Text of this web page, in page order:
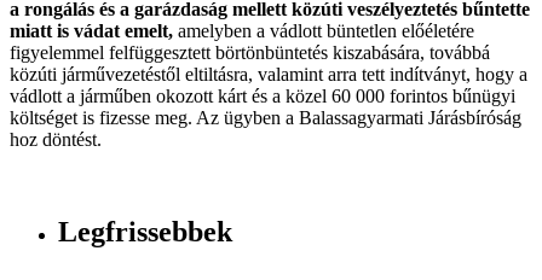
a rongálás és a garázdaság mellett közúti veszélyeztetés bűntette
miatt is vádat emelt, amelyben a vádlott büntetlen előéletére
figyelemmel felfüggesztett börtönbüntetés kiszabására, továbbá
közúti járművezetéstől eltiltásra, valamint arra tett indítványt, hogy a
vádlott a járműben okozott kárt és a közel 60 000 forintos bűnügyi
költséget is fizesse meg. Az ügyben a Balassagyarmati Járásbíróság
hoz döntést.
Legfrissebbek